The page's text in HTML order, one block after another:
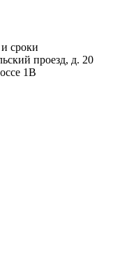
сроки
проезд, д. 20
1В